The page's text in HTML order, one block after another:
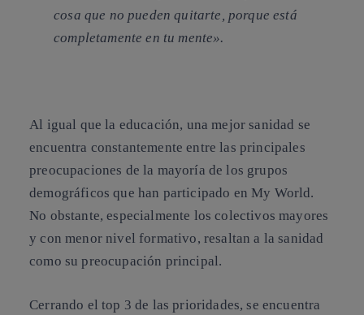
cosa que no pueden quitarte, porque está
completamente en tu mente».
Al igual que la educación, una mejor sanidad se
encuentra constantemente entre las principales
preocupaciones de la mayoría de los grupos
demográficos que han participado en My World.
No obstante, especialmente los colectivos mayores
y con menor nivel formativo, resaltan a la sanidad
como su preocupación principal.
Cerrando el top 3 de las prioridades, se encuentra